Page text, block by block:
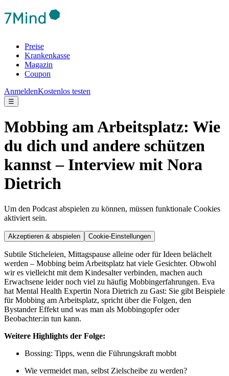
Preise
Krankenkasse
Magazin
Coupon
AnmeldenKostenlos testen
☰
Mobbing am Arbeitsplatz: Wie
du dich und andere schützen
kannst – Interview mit Nora
Dietrich
Um den Podcast abspielen zu können, müssen funktionale Cookies
aktiviert sein.
Akzeptieren & abspielen Cookie-Einstellungen
Subtile Sticheleien, Mittagspause alleine oder für Ideen belächelt
werden – Mobbing beim Arbeitsplatz hat viele Gesichter. Obwohl
wir es vielleicht mit dem Kindesalter verbinden, machen auch
Erwachsene leider noch viel zu häufig Mobbingerfahrungen. Eva
hat Mental Health Expertin Nora Dietrich zu Gast: Sie gibt Beispiele
für Mobbing am Arbeitsplatz, spricht über die Folgen, den
Bystander Effekt und was man als Mobbingopfer oder
Beobachter:in tun kann.
Weitere Highlights der Folge:
Bossing: Tipps, wenn die Führungskraft mobbt
Wie vermeidet man, selbst Zielscheibe zu werden?